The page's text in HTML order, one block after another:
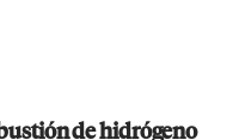
de hidrógeno